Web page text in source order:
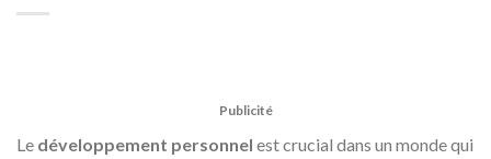
Publicité
Le développement personnel est crucial dans un monde qui